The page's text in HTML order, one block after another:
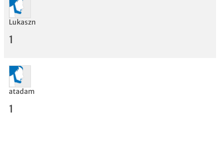
Lukaszn
1
atadam
1